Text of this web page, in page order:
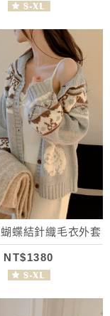
蝶結針織毛衣外套
NT$1380